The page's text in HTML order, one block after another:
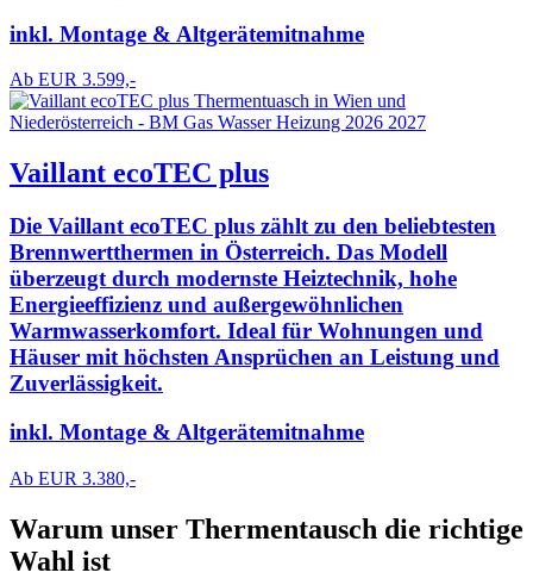
inkl. Montage & Altgerätemitnahme
Ab EUR 3.599,-
Vaillant ecoTEC plus
Die Vaillant ecoTEC plus zählt zu den beliebtesten
Brennwertthermen in Österreich. Das Modell
überzeugt durch modernste Heiztechnik, hohe
Energieeffizienz und außergewöhnlichen
Warmwasserkomfort. Ideal für Wohnungen und
Häuser mit höchsten Ansprüchen an Leistung und
Zuverlässigkeit.
inkl. Montage & Altgerätemitnahme
Ab EUR 3.380,-
Warum unser Thermentausch die richtige
Wahl ist